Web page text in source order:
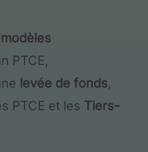
modèles
PTCE,
levée de fonds,
PTCE et les Tiers-